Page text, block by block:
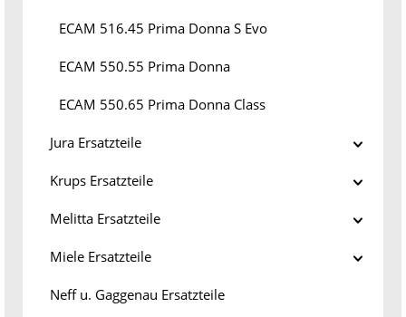
ECAM 516.45 Prima Donna S Evo
ECAM 550.55 Prima Donna
ECAM 550.65 Prima Donna Class
Jura Ersatzteile
Krups Ersatzteile
Melitta Ersatzteile
Miele Ersatzteile
Neff u. Gaggenau Ersatzteile